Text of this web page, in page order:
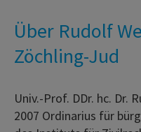
Über Rudolf
Zöchling-Jud
Univ.-Prof. DDr. hc. Dr.
2007 Ordinarius für